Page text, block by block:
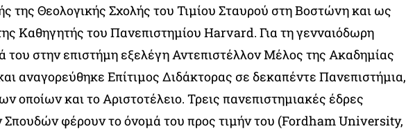
της Θεολογικής Σχολής του Τιμίου Σταυρού στη Βοστώνη και ως
Καθηγητής του Πανεπιστημίου Harvard. Για τη γενναιόδωρη
του στην επιστήμη εξελέγη Αντεπιστέλλον Μέλος της Ακαδημίας
αναγορεύθηκε Επίτιμος Διδάκτορας σε δεκαπέντε Πανεπιστήμια,
οποίων και το Αριστοτέλειο. Τρεις πανεπιστημιακές έδρες
Σπουδών φέρουν το όνομά του προς τιμήν του (Fordham University,